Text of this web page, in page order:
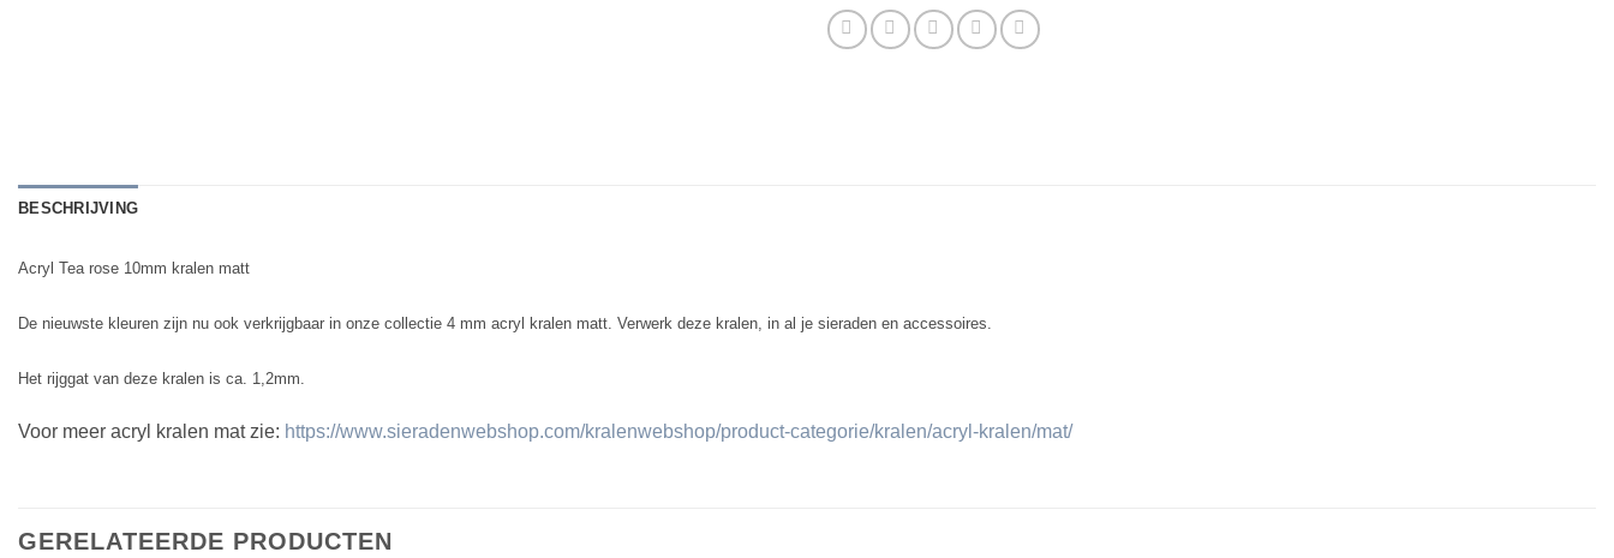
BESCHRIJVING
Acryl Tea rose 10mm kralen matt
De nieuwste kleuren zijn nu ook verkrijgbaar in onze collectie 4 mm acryl kralen matt. Verwerk deze kralen, in al je sieraden en accessoires.
Het rijggat van deze kralen is ca. 1,2mm.
Voor meer acryl kralen mat zie: https://www.sieradenwebshop.com/kralenwebshop/product-categorie/kralen/acryl-kralen/mat/
GERELATEERDE PRODUCTEN